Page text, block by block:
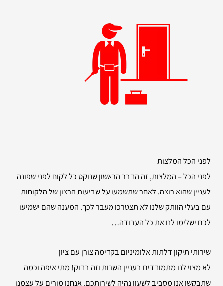
לפני הכל המלצות
לפני הכל – המלצות, זה הדבר הראשון שנוקט כל לקוח לפני שפונה
לעניין שהוא רוצה. לאחר שתשמעו על שביעות הרצון של הלקוחות
עם בעלי הוותק שלנו לא תצטרכו מעבר לכך. המענה שהם ישמיעו
לכם ישלימו לנו את כל העבודה…
שירותי תיקון דלתות אלומיניום בקדימה צורן עם ציון
לא מצוי לנו מתמודדים בעניין השרות וזה בדוק! מתי איפה וכמה
שתבקשו אנו מסביב לשעון נהיה לשירותכם. אנחנו מורים על עצמנו